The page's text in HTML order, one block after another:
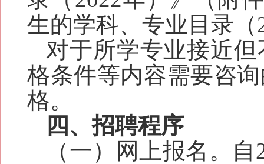
生的学科、专业目录（
对于所学专业接近
格条件等内容需要咨询
格。
四、招聘程序
（一）网上报名 。 自